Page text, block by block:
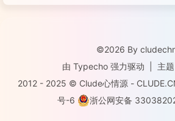
©2026 By
由 Typecho 强力驱动 主题
2012 - 2025 © Clude心情源 -
号-6
浙公网安备